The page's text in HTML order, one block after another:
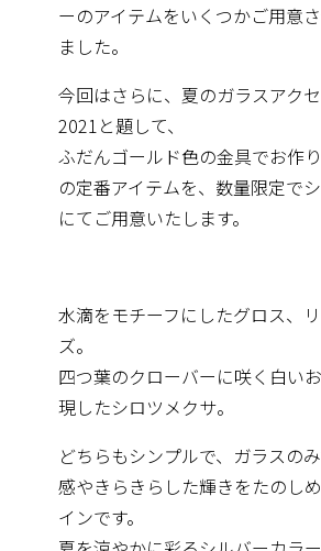
ーのアイテムをいくつかご用意
ました。
今回はさらに、夏のガラスアク
2021と題して、
ふだんゴールド色の金具でお作
の定番アイテムを、数量限定で
にてご用意いたします。
水滴をモチーフにしたグロス、
ズ。
四つ葉のクローバーに咲く白い
現したシロツメクサ。
どちらもシンプルで、ガラスの
感やきらきらした輝きをたのし
インです。